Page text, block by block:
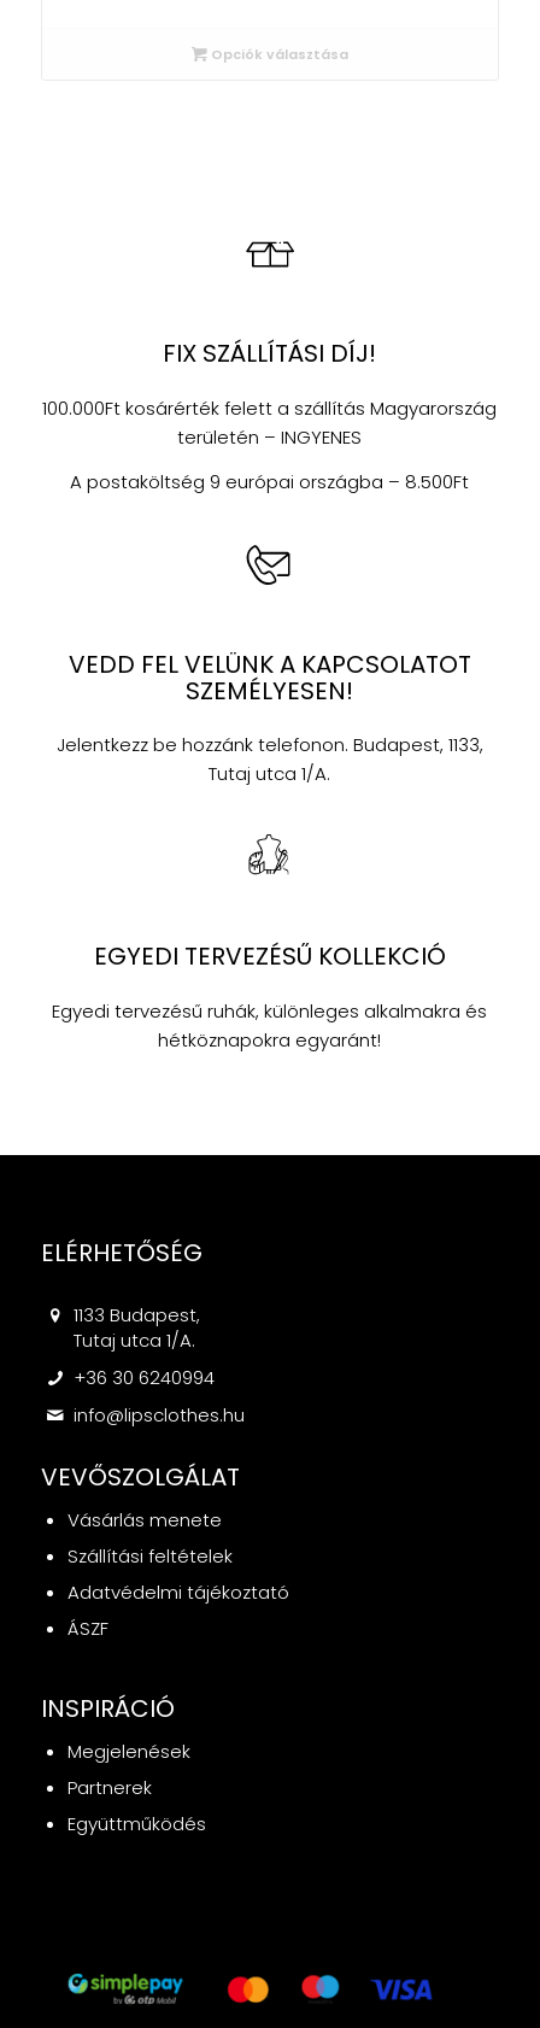
Opciók választása
FIX SZÁLLÍTÁSI DÍJ!
100.000Ft kosárérték felett a szállítás Magyarország
területén – INGYENES
A postaköltség 9 európai országba – 8.500Ft
VEDD FEL VELÜNK A KAPCSOLATOT
SZEMÉLYESEN!
Jelentkezz be hozzánk telefonon. Budapest, 1133,
Tutaj utca 1/A.
EGYEDI TERVEZÉSŰ KOLLEKCIÓ
Egyedi tervezésű ruhák, különleges alkalmakra és
hétköznapokra egyaránt!
ELÉRHETŐSÉG
1133 Budapest,
Tutaj utca 1/A.
+36 30 6240994
info@lipsclothes.hu
VEVŐSZOLGÁLAT
Vásárlás menete
Szállítási feltételek
Adatvédelmi tájékoztató
ÁSZF
INSPIRÁCIÓ
Megjelenések
Partnerek
Együttműködés